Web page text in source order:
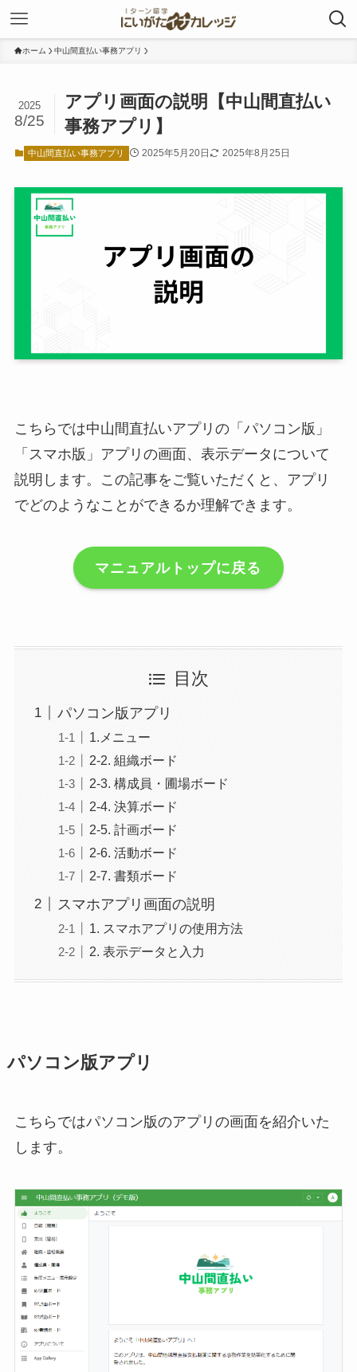
ホーム 中山間直払い事務アプリ
アプリ画面の説明【中山間直払い
事務アプリ】
2025
8/25
中山間直払い事務アプリ 2025年5月20日 2025年8月25日
こちらでは中山間直払いアプリの「パソコン版」
「スマホ版」アプリの画面、表示データについて
説明します。この記事をご覧いただくと、アプリ
でどのようなことができるか理解できます。
マニュアルトップに戻る
目次
パソコン版アプリ
1.メニュー
2-2. 組織ボード
2-3. 構成員・圃場ボード
2-4. 決算ボード
2-5. 計画ボード
2-6. 活動ボード
2-7. 書類ボード
スマホアプリ画面の説明
1. スマホアプリの使用方法
2. 表示データと入力
パソコン版アプリ
こちらではパソコン版のアプリの画面を紹介いた
します。